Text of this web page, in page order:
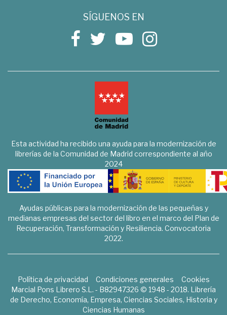
SÍGUENOS EN
Esta actividad ha recibido una ayuda para la modernización de
librerías de la Comunidad de Madrid correspondiente al año
2024
Ayudas públicas para la modernización de las pequeñas y
medianas empresas del sector del libro en el marco del Plan de
Recuperación, Transformación y Resiliencia. Convocatoria
2022.
Política de privacidad Condiciones generales
Cookies
Marcial Pons Librero S.L. - B82947326 © 1948 - 2018. Librería
de Derecho, Economía, Empresa, Ciencias Sociales, Historia y
Ciencias Humanas